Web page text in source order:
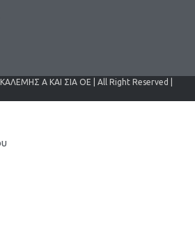
Α ΚΑΙ ΣΙΑ ΟΕ | All Right Reserved |